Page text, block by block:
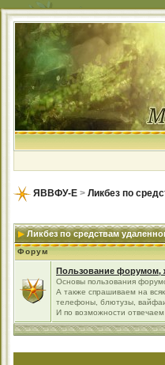
ЯВВФУ-Е > Ликбез по
Ликбез по средствам
Форум
Пользование форумом,
Основы пользования
А также спрашиваем на
телефоны, блютузы,
И по возможности